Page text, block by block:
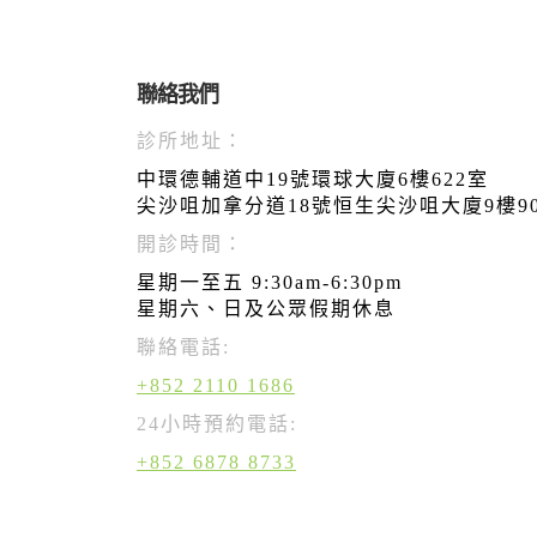
聯絡我們
診所地址：
中環德輔道中19號環球大廈6樓622室
尖沙咀加拿分道18號恒生尖沙咀大廈9樓
開診時間：
星期一至五 9:30am-6:30pm
星期六、日及公眾假期休息
聯絡電話:
+852 2110 1686
24小時預約電話:
+852 6878 8733